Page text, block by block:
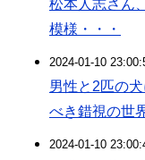
松本人志さん
模様・・・
2024-01-10
男性と2匹の
べき錯視の世
2024-01-10